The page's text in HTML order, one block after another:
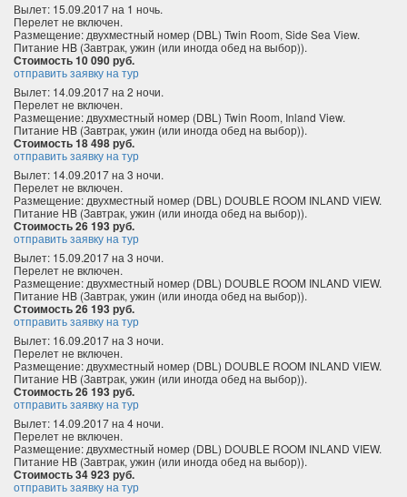
Вылет: 15.09.2017 на 1 ночь.
Перелет не включен.
Размещение: двухместный номер (DBL) Twin Room, Side Sea View.
Питание HB (Завтрак, ужин (или иногда обед на выбор)).
Стоимость 10 090 руб.
отправить заявку на тур
Вылет: 14.09.2017 на 2 ночи.
Перелет не включен.
Размещение: двухместный номер (DBL) Twin Room, Inland View.
Питание HB (Завтрак, ужин (или иногда обед на выбор)).
Стоимость 18 498 руб.
отправить заявку на тур
Вылет: 14.09.2017 на 3 ночи.
Перелет не включен.
Размещение: двухместный номер (DBL) DOUBLE ROOM INLAND VIEW.
Питание HB (Завтрак, ужин (или иногда обед на выбор)).
Стоимость 26 193 руб.
отправить заявку на тур
Вылет: 15.09.2017 на 3 ночи.
Перелет не включен.
Размещение: двухместный номер (DBL) DOUBLE ROOM INLAND VIEW.
Питание HB (Завтрак, ужин (или иногда обед на выбор)).
Стоимость 26 193 руб.
отправить заявку на тур
Вылет: 16.09.2017 на 3 ночи.
Перелет не включен.
Размещение: двухместный номер (DBL) DOUBLE ROOM INLAND VIEW.
Питание HB (Завтрак, ужин (или иногда обед на выбор)).
Стоимость 26 193 руб.
отправить заявку на тур
Вылет: 14.09.2017 на 4 ночи.
Перелет не включен.
Размещение: двухместный номер (DBL) DOUBLE ROOM INLAND VIEW.
Питание HB (Завтрак, ужин (или иногда обед на выбор)).
Стоимость 34 923 руб.
отправить заявку на тур